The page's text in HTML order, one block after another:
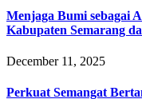
Menjaga Bumi sebagai
Kabupaten Semarang
December 11, 2025
Perkuat Semangat